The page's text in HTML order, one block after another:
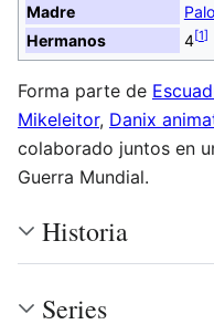
Madre
Hermanos
4[1]
Forma parte de
Mikeleitor, Danix
colaborado juntos en
Guerra Mundial.
Historia
Series